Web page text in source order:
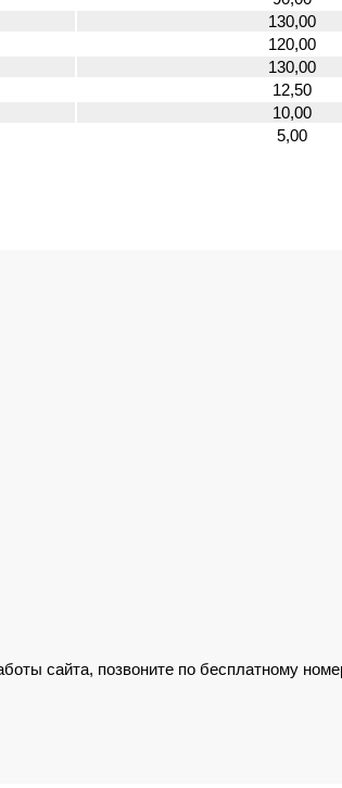
130,00
120,00
130,00
12,50
10,00
5,00
сайта, позвоните по бесплатному